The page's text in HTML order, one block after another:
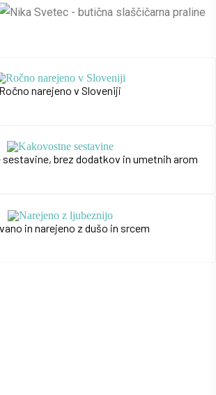
Ročno narejeno v Sloveniji
sestavine, brez dodatkov in umetnih arom
in narejeno z dušo in srcem